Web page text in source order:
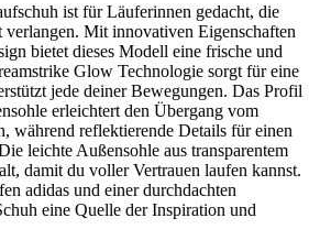
ist für Läuferinnen gedacht, die
Mit innovativen Eigenschaften
bietet dieses Modell eine frische und
Glow Technologie sorgt für eine
jede deiner Bewegungen. Das Profil
erleichtert den Übergang vom
während reflektierende Details für einen
leichte Außensohle aus transparentem
damit du voller Vertrauen laufen kannst.
adidas und einer durchdachten
eine Quelle der Inspiration und